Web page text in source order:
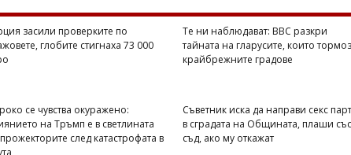
засили проверките по
глобите стигнаха 73 000
Те ни наблюдават: BBC разкри
тайната на гларусите, които
крайбрежните градове
се чувства окуражено:
на Тръмп е в светлината
след катастрофата в
Съветник иска да направи секс
в сградата на Общината, плаши със
съд, ако му откажат